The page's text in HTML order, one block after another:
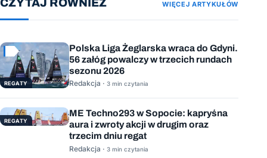
CZYTAJ RÓWNIEŻ WIĘCEJ ARTYKUŁÓW
REGATY
Polska Liga Żeglarska wraca do Gdyni.
56 załóg powalczy w trzecich rundach
sezonu 2026
Redakcja · 3 min czytania
REGATY
ME Techno293 w Sopocie: kapryśna
aura i zwroty akcji w drugim oraz
trzecim dniu regat
Redakcja · 3 min czytania